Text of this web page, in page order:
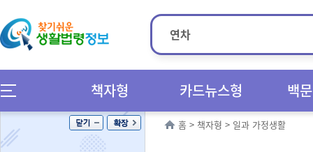
책자형 카드뉴스형 백
홈 > 책자형 > 일과 가정생활